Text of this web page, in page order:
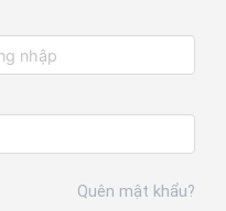
Quên mật khẩu?